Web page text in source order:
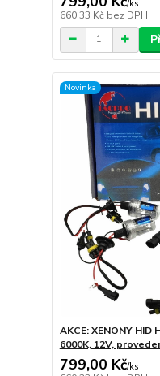
/ks
660,33 Kč bez DPH
Novinka
AKCE: XENONY
6000K, 12V,
799,00 Kč/ks